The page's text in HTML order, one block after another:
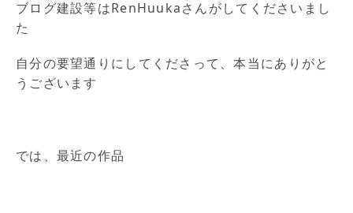
ブログ建設等はRenHuukaさんがしてくださいまし
た
自分の要望通りにしてくださって、本当にありがと
うございます
では、最近の作品